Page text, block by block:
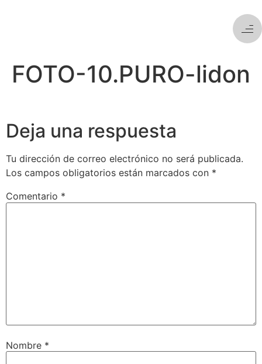
FOTO-10.PURO-lidon
Deja una respuesta
Tu dirección de correo electrónico no será publicada.
Los campos obligatorios están marcados con *
Comentario *
Nombre *